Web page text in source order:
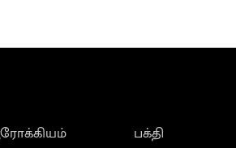
பக்தி